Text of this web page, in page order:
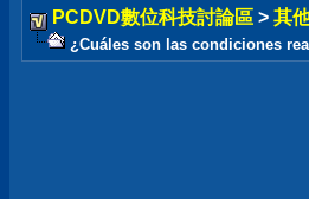
PCDVD數位科技討論區 > 其
¿Cuáles son las condiciones